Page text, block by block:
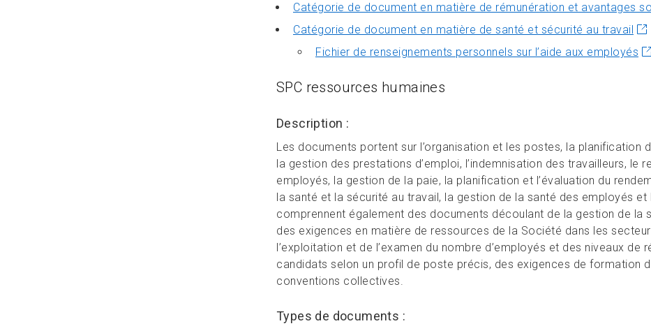
Catégorie de document en matière de rémunération et avantages
Catégorie de document en matière de santé et sécurité au travail
Fichier de renseignements personnels sur l’aide aux employés
SPC ressources humaines
Description :
Les documents portent sur l’organisation et les postes, la planification
la gestion des prestations d’emploi, l’indemnisation des travailleurs,
employés, la gestion de la paie, la planification et l’évaluation du
la santé et la sécurité au travail, la gestion de la santé des employés
comprennent également des documents découlant de la gestion de la
des exigences en matière de ressources de la Société dans les
l’exploitation et de l’examen du nombre d’employés et des niveaux de
candidats selon un profil de poste précis, des exigences de formation
conventions collectives.
Types de documents :